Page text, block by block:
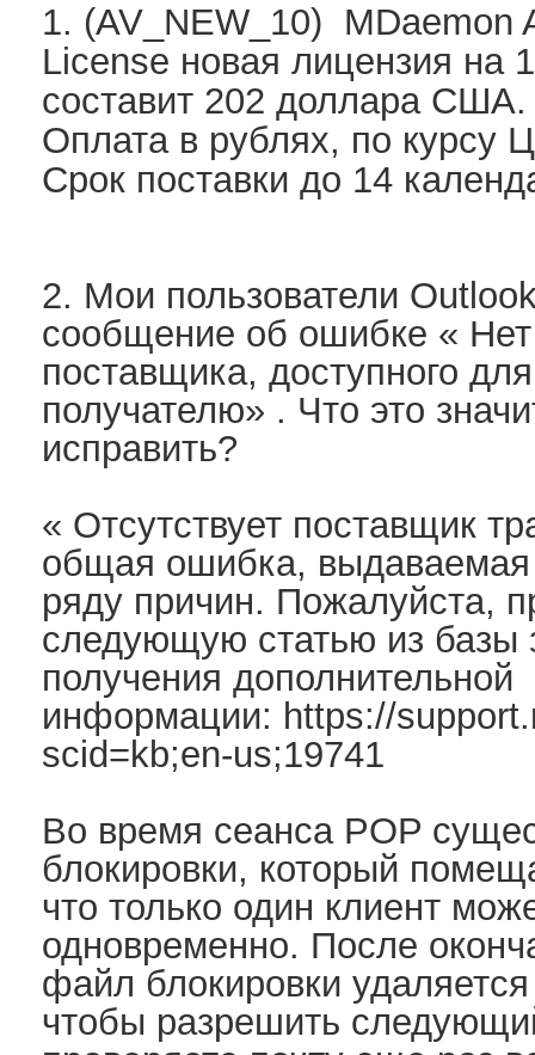
1. (AV_NEW_10) MDaemon
License новая лицензия на
составит 202 доллара США.
Оплата в рублях, по курсу
Срок поставки до 14
2. Мои пользователи
сообщение об ошибке « Нет
поставщика, доступного
получателю» . Что это
исправить?
« Отсутствует поставщик
общая ошибка,
ряду причин. Пожалуйста,
следующую статью из базы
получения дополнительной
информации: https://
scid=kb;en-us;19741
Во время сеанса POP
блокировки, который
что только один клиент
одновременно. После
файл блокировки
чтобы разрешить